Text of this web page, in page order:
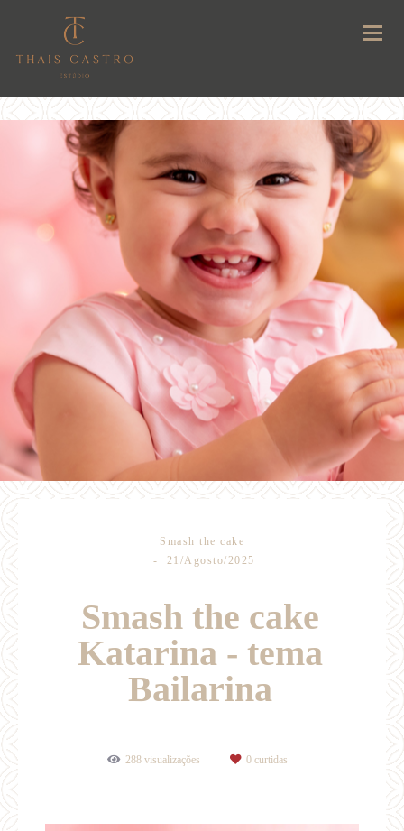
Smash the cake
21/Agosto/2025
Smash the cake
Katarina - tema
Bailarina
288 visualizações 0 curtidas